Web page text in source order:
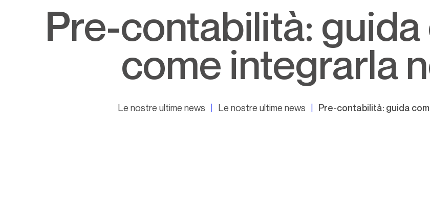
Pre-contabilità: guida completa su
come integrarla
Le nostre ultime news Le nostre ultime news Pre-contabilità: guida